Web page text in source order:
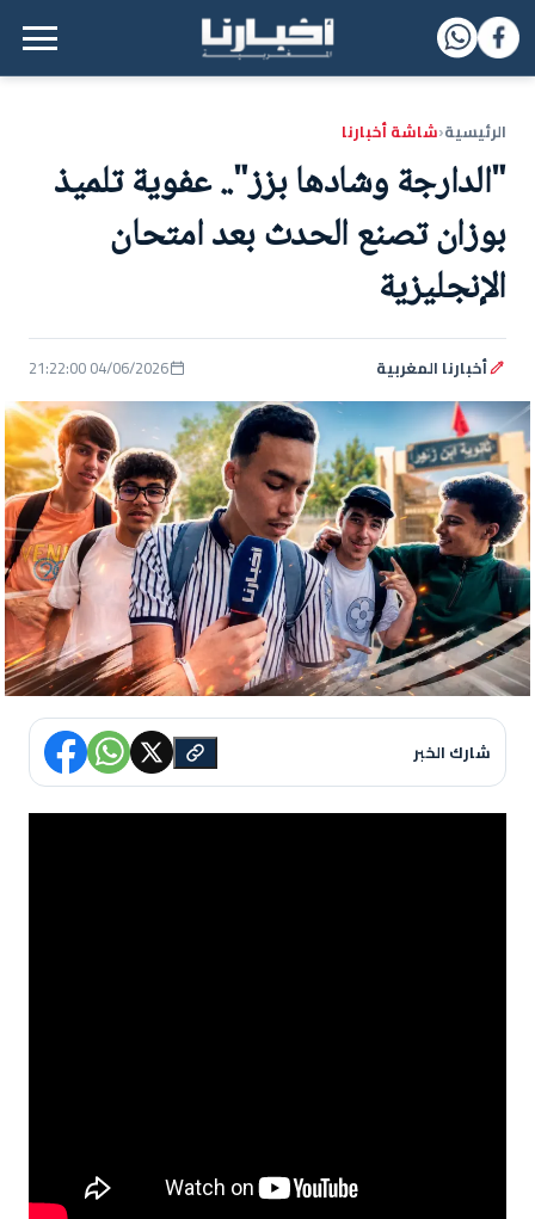
القائمة الرئيسية
الرئيسية‹شاشة أخبارنا
​"الدارجة وشادها بزز".. عفوية تلميذ
بوزان تصنع الحدث بعد امتحان
الإنجليزية
أخبارنا المغربية 04/06/2026 21:22:00
شارك الخبر